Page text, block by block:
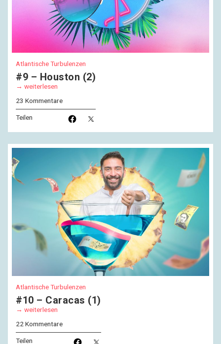
Atlantische Turbulenzen
#9 – Houston (2)
weiterlesen
23 Kommentare
Teilen
Atlantische Turbulenzen
#10 – Caracas (1)
weiterlesen
22 Kommentare
Teilen